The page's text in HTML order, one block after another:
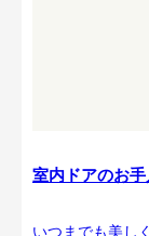
室内ドアのお
いつまでも美し